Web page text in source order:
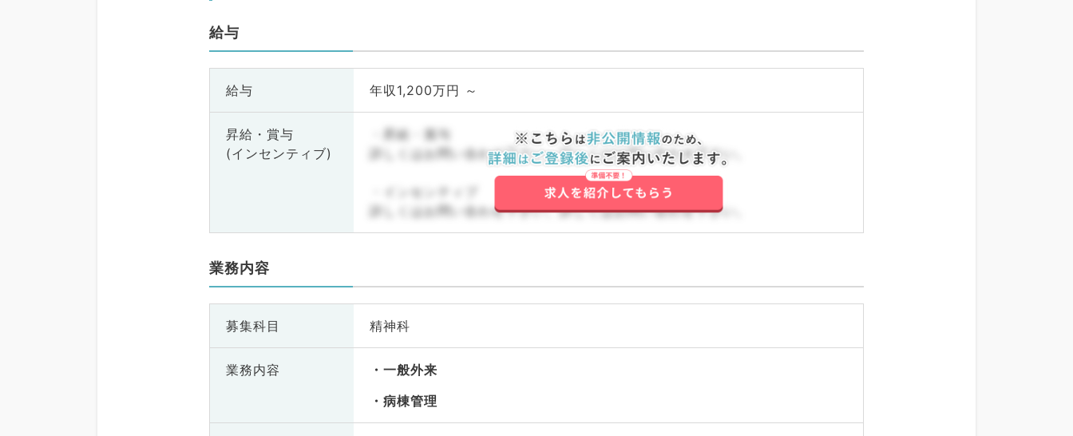
給与
給与 年収1,200万円 ～
昇給・賞与
(インセンティブ)
・昇給・賞与
詳しくはお問い合わせ下さい。詳しくはお問い合わせ下さい。
・インセンティブ
詳しくはお問い合わせ下さい。詳しくはお問い合わせ下さい。
業務内容
募集科目 精神科
業務内容
一般外来
病棟管理